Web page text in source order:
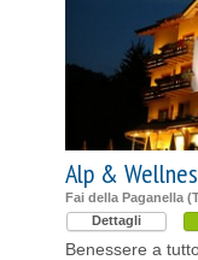
Alp &
Fai della Paganella
Dettagli
Benessere a